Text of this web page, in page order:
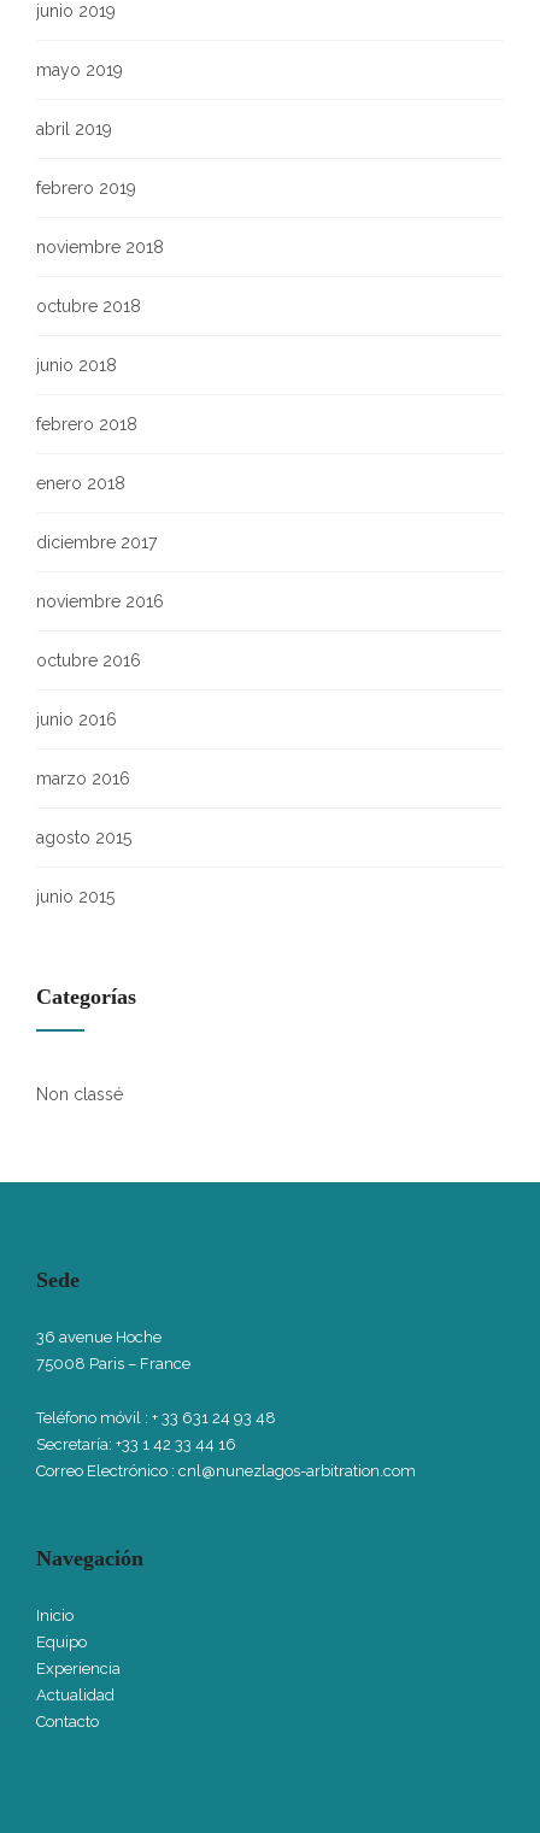
junio 2019
mayo 2019
abril 2019
febrero 2019
noviembre 2018
octubre 2018
junio 2018
febrero 2018
enero 2018
diciembre 2017
noviembre 2016
octubre 2016
junio 2016
marzo 2016
agosto 2015
junio 2015
Categorías
Non classé
Sede
36 avenue Hoche
75008 Paris – France
Teléfono móvil : + 33 631 24 93 48
Secretaría: +33 1 42 33 44 16
Correo Electrónico : cnl@nunezlagos-arbitration.com
Navegación
Inicio
Equipo
Experiencia
Actualidad
Contacto